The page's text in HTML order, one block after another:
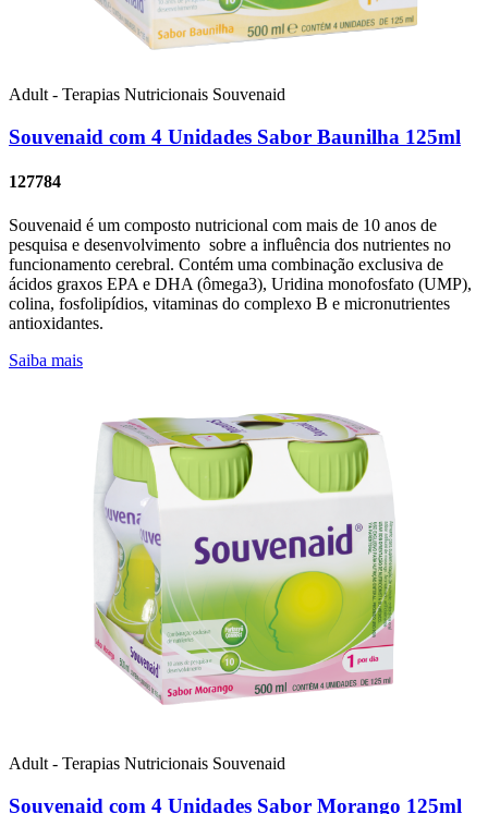
Adult - Terapias Nutricionais Souvenaid
Souvenaid com 4 Unidades Sabor Baunilha 125ml
127784
Souvenaid é um composto nutricional com mais de 10 anos de
pesquisa e desenvolvimento sobre a influência dos nutrientes no
funcionamento cerebral. Contém uma combinação exclusiva de
ácidos graxos EPA e DHA (ômega3), Uridina monofosfato (UMP),
colina, fosfolipídios, vitaminas do complexo B e micronutrientes
antioxidantes.
Saiba mais
Adult - Terapias Nutricionais Souvenaid
Souvenaid com 4 Unidades Sabor Morango 125ml